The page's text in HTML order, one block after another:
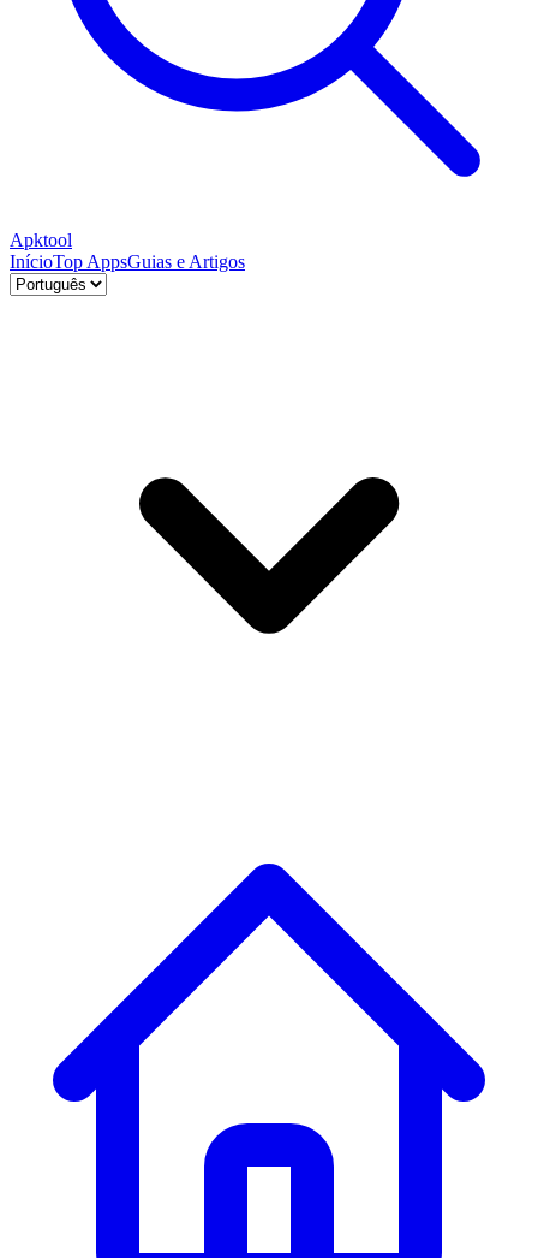
Apktool
InícioTop AppsGuias e Artigos